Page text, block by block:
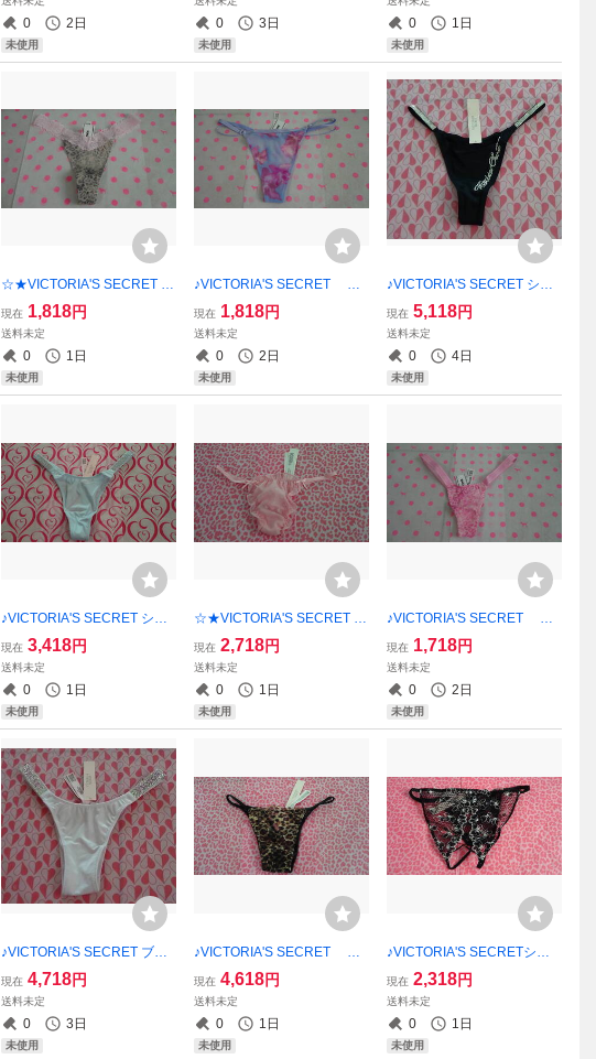
紙袋同封可能！！
0 2日
未使用
方にショップ紙袋同封可
能！！
0 3日
未使用
プ紙袋同封可能！！
0 1日
未使用
☆★VICTORIA'S SECRET PI
NKショーツ・XS★【新品未
使用】 ご希望の方にショッ
プ紙袋同封可能！！
現在 1,818円
送料未定
0 1日
未使用
♪VICTORIA'S SECRET PI
NK ショーツ・XS♪【新品
未使用】 ご希望の方にショ
ップ紙袋同封可能！！
現在 1,818円
送料未定
0 2日
未使用
♪VICTORIA'S SECRET ショ
ーツ・XS★【新品未使用】
ご希望の方にショップ紙袋同
封可能！！
現在 5,118円
送料未定
0 4日
未使用
♪VICTORIA'S SECRET ショ
ーツ・XS★【新品未使用】
ご希望の方にショップ紙袋同
封可能！！
現在 3,418円
送料未定
0 1日
未使用
☆★VICTORIA'S SECRET シ
ョーツ・S♪★【新品未使用】
ご希望の方にショップ紙袋同
封可能！！
現在 2,718円
送料未定
0 1日
未使用
♪VICTORIA'S SECRET PI
NK ショーツ・XS♪【新品
未使用】 ご希望の方にショ
ップ紙袋同封可能！！
現在 1,718円
送料未定
0 2日
未使用
♪VICTORIA'S SECRET ブラ
ジリアン ショーツ・S♪♪★
【新品未使用】 ご希望の方
にショップ紙袋同封可能！！
現在 4,718円
送料未定
0 3日
未使用
♪VICTORIA'S SECRET シ
ョーツ・XS♪【新品未使用】
ご希望の方にショップ紙袋同
封可能！！
現在 4,618円
送料未定
0 1日
未使用
♪VICTORIA'S SECRETショ
ーツ・XS☆彡彡ご希望の方
にショップ紙袋同封可能！！
【新品未使用アメリカで購
入】
現在 2,318円
送料未定
0 1日
未使用